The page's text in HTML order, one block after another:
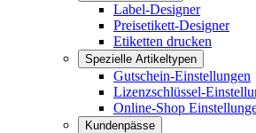
Label-Designer
Preisetikett-Designer
Etiketten drucken
Spezielle Artikeltypen
Gutschein-Einstellungen
Lizenzschlüssel-
Online-Shop
Kundenpässe